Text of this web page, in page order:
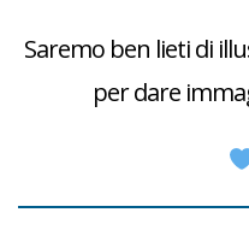
Saremo ben lieti di
per dare